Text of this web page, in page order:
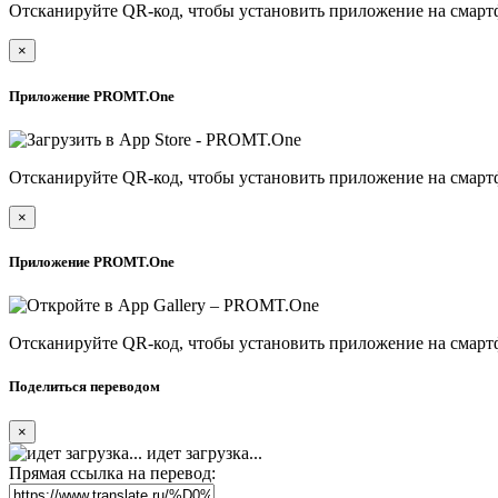
Отсканируйте QR-код, чтобы установить приложение на
×
Приложение PROMT.One
Отсканируйте QR-код, чтобы установить приложение на
×
Приложение PROMT.One
Отсканируйте QR-код, чтобы установить приложение на
Поделиться переводом
×
идет загрузка...
Прямая ссылка на перевод: